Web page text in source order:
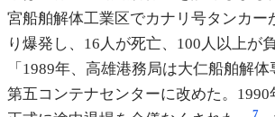
宮船舶解体工業区でカナリ号タンカー
り爆発し、16人が死亡、100人以上が
「1989年、高雄港務局は大仁船舶解体
第五コンテナセンターに改めた。